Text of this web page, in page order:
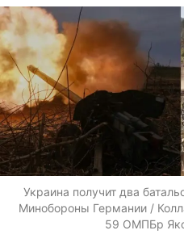
Украина получит два
Минобороны Германии /
59 ОМПБр